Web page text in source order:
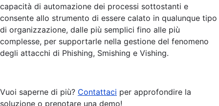
capacità di automazione dei processi sottostanti e
consente allo strumento di essere calato in qualunque tipo
di organizzazione, dalle più semplici fino alle più
complesse, per supportarle nella gestione del fenomeno
degli attacchi di Phishing, Smishing e Vishing.
Vuoi saperne di più? Contattaci per approfondire la
soluzione o prenotare una demo!